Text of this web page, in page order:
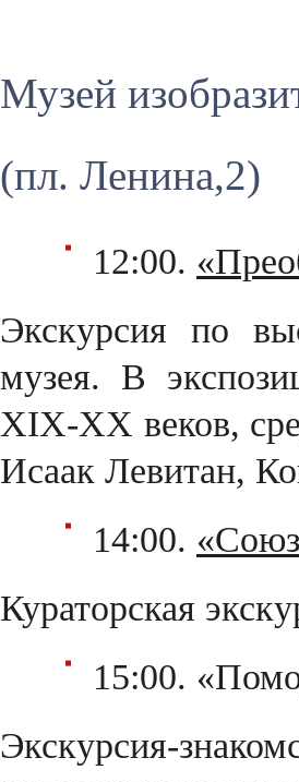
Музей
(пл. Ленина,2)
12:00.
Экскурсия по
музея. В
XIX-XX веков,
Исаак Левитан,
14:00.
Кураторская
15:00.
Экскурсия-